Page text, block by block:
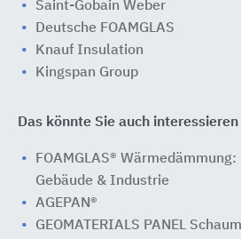
Saint-Gobain Weber
Deutsche FOAMGLAS
Knauf Insulation
Kingspan Group
Das könnte Sie auch interessieren
FOAMGLAS®
Gebäude & Industrie
AGEPAN®
GEOMATERIALS PANEL